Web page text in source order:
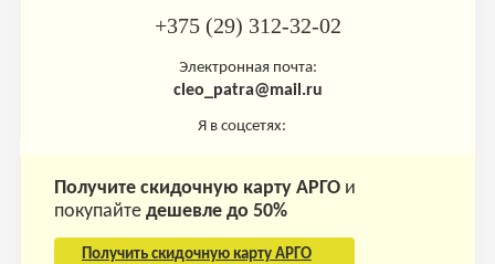
+375 (29) 312-32-02
Электронная почта:
cleo_patra@mail.ru
Я в соцсетях:
Получите скидочную карту АРГОи
покупайте дешевле до 50%
Получить скидочную карту АРГО